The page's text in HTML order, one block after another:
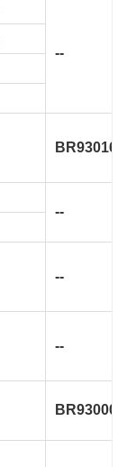
--
BR930160
--
--
--
BR930004